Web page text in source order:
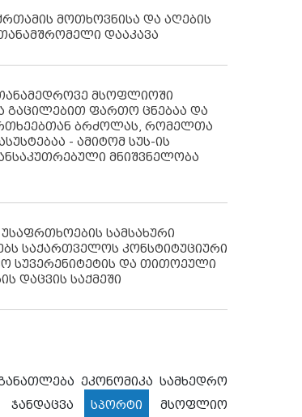
მოთხოვნისა და აღების
დააკავა
მსოფლიოში
გაცილებით ფართო ცნებაა და
ბრძოლას, რომელთა
- ამიტომ სუს-ის
მნიშვნელობა
სამსახური
საქართველოს კონსტიტუციური
სუვერენიტეტის და თითოეული
დაცვის საქმეში
ეკონომიკა სამხედრო
ჯანდაცვა სპორტი მსოფლიო